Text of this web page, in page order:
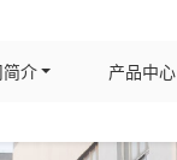
介 产品中心